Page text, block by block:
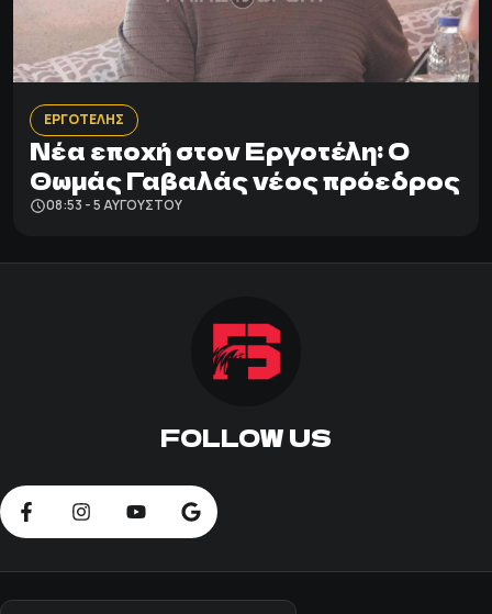
ΕΡΓΟΤΕΛΗΣ
Νέα εποχή στον Εργοτέλη: Ο
Θωμάς Γαβαλάς νέος πρόεδρος
08:53 - 5 ΑΥΓΟΎΣΤΟΥ
FOLLOW US